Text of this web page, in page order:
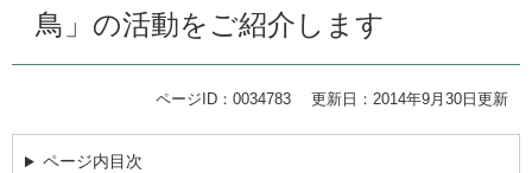
鳥」の活動をご紹介します
ページID：0034783 更新日：2014年9月30日更新
ページ内目次